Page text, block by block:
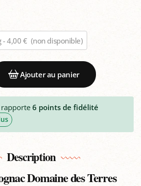
- 4,00 € (non disponible)
Ajouter au panier
6 points de fidélité
Description
Domaine des Terres